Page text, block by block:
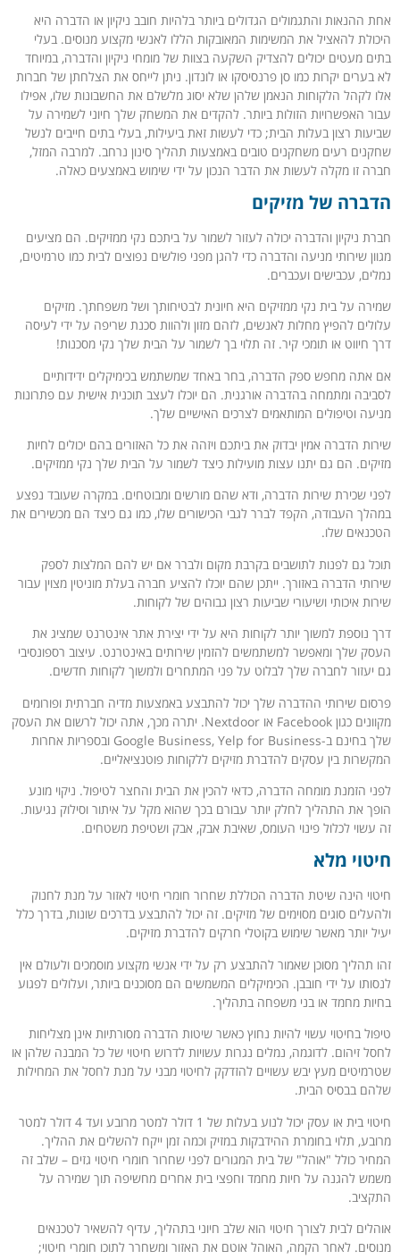
אחת ההנאות והתגמולים הגדולים ביותר בלהיות חובב ניקיון או הדברה היא
היכולת להאציל את המשימות המאובקות הללו לאנשי מקצוע מנוסים. בעלי
בתים מעטים יכולים להצדיק השקעה בצוות של מומחי ניקיון והדברה, במיוחד
לא בערים יקרות כמו סן פרנסיסקו או לונדון. ניתן לייחס את הצלחתן של חברות
אלו לקהל הלקוחות הנאמן שלהן שלא יסוג מלשלם את החשבונות שלו, אפילו
עבור האפשרויות הזולות ביותר. להקדים את המשחק שלך חיוני לשמירה על
שביעות רצון בעלות הבית; כדי לעשות זאת ביעילות, בעלי בתים חייבים לנשל
שחקנים רעים משחקנים טובים באמצעות תהליך סינון נרחב. למרבה המזל,
חברה זו מקלה לעשות את הדבר הנכון על ידי שימוש באמצעים כאלה.
הדברה של מזיקים
חברת ניקיון והדברה יכולה לעזור לשמור על ביתכם נקי ממזיקים. הם מציעים
מגוון שירותי מניעה והדברה כדי להגן מפני פולשים נפוצים לבית כמו טרמיטים,
נמלים, עכבישים ועכברים.
שמירה על בית נקי ממזיקים היא חיונית לבטיחותך ושל משפחתך. מזיקים
עלולים להפיץ מחלות לאנשים, לזהם מזון ולהוות סכנת שריפה על ידי לעיסה
דרך חיווט או תומכי קיר. זה תלוי בך לשמור על הבית שלך נקי מסכנות!
אם אתה מחפש ספק הדברה, בחר באחד שמשתמש בכימיקלים ידידותיים
לסביבה ומתמחה בהדברה אורגנית. הם יוכלו לעצב תוכנית אישית עם פתרונות
מניעה וטיפולים המותאמים לצרכים האישיים שלך.
שירות הדברה אמין יבדוק את ביתכם ויזהה את כל האזורים בהם יכולים לחיות
מזיקים. הם גם יתנו עצות מועילות כיצד לשמור על הבית שלך נקי ממזיקים.
לפני שכירת שירות הדברה, ודא שהם מורשים ומבוטחים. במקרה שעובד נפצע
במהלך העבודה, הקפד לברר לגבי הכישורים שלו, כמו גם כיצד הם מכשירים את
הטכנאים שלו.
תוכל גם לפנות לתושבים בקרבת מקום ולברר אם יש להם המלצות לספק
שירותי הדברה באזורך. ייתכן שהם יוכלו להציע חברה בעלת מוניטין מצוין עבור
שירות איכותי ושיעורי שביעות רצון גבוהים של לקוחות.
דרך נוספת למשוך יותר לקוחות היא על ידי יצירת אתר אינטרנט שמציג את
העסק שלך ומאפשר למשתמשים להזמין שירותים באינטרנט. עיצוב רספונסיבי
גם יעזור לחברה שלך לבלוט על פני המתחרים ולמשוך לקוחות חדשים.
פרסום שירותי ההדברה שלך יכול להתבצע באמצעות מדיה חברתית ופורומים
מקוונים כגון Facebook או Nextdoor. יתרה מכך, אתה יכול לרשום את העסק
שלך בחינם ב-Google Business, Yelp for Business ובספריות אחרות
המקשרות בין עסקים להדברת מזיקים ללקוחות פוטנציאליים.
לפני הזמנת מומחה הדברה, כדאי להכין את הבית והחצר לטיפול. ניקוי מונע
הופך את התהליך לחלק יותר עבורם בכך שהוא מקל על איתור וסילוק נגיעות.
זה עשוי לכלול פינוי העומס, שאיבת אבק, אבק ושטיפת משטחים.
חיטוי מלא
חיטוי הינה שיטת הדברה הכוללת שחרור חומרי חיטוי לאזור על מנת לחנוק
ולהעלים סוגים מסוימים של מזיקים. זה יכול להתבצע בדרכים שונות, בדרך כלל
יעיל יותר מאשר שימוש בקוטלי חרקים להדברת מזיקים.
זהו תהליך מסוכן שאמור להתבצע רק על ידי אנשי מקצוע מוסמכים ולעולם אין
לנסותו על ידי חובבן. הכימיקלים המשמשים הם מסוכנים ביותר, ועלולים לפגוע
בחיות מחמד או בני משפחה בתהליך.
טיפול בחיטוי עשוי להיות נחוץ כאשר שיטות הדברה מסורתיות אינן מצליחות
לחסל זיהום. לדוגמה, נמלים נגרות עשויות לדרוש חיטוי של כל המבנה שלהן או
שטרמיטים מעץ יבש עשויים להזדקק לחיטוי מבני על מנת לחסל את המחילות
שלהם בבסיס הבית.
חיטוי בית או עסק יכול לנוע בעלות של 1 דולר למטר מרובע ועד 4 דולר למטר
מרובע, תלוי בחומרת ההידבקות במזיק וכמה זמן ייקח להשלים את ההליך.
המחיר כולל "אוהל" של בית המגורים לפני שחרור חומרי חיטוי גזים – שלב זה
משמש להגנה על חיות מחמד וחפצי בית אחרים מחשיפה תוך שמירה על
התקציב.
אוהלים לבית לצורך חיטוי הוא שלב חיוני בתהליך, עדיף להשאיר לטכנאים
מנוסים. לאחר הקמה, האוהל אוטם את האזור ומשחרר לתוכו חומרי חיטוי;